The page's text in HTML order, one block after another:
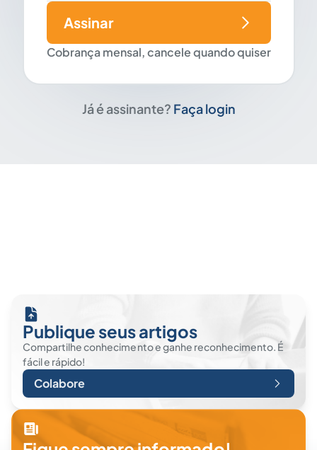
Cobrança mensal, cancele quando quiser
Assinar
Já é assinante? Faça login
Publique seus artigos
Compartilhe conhecimento e ganhe reconhecimento. É
fácil e rápido!
Colabore